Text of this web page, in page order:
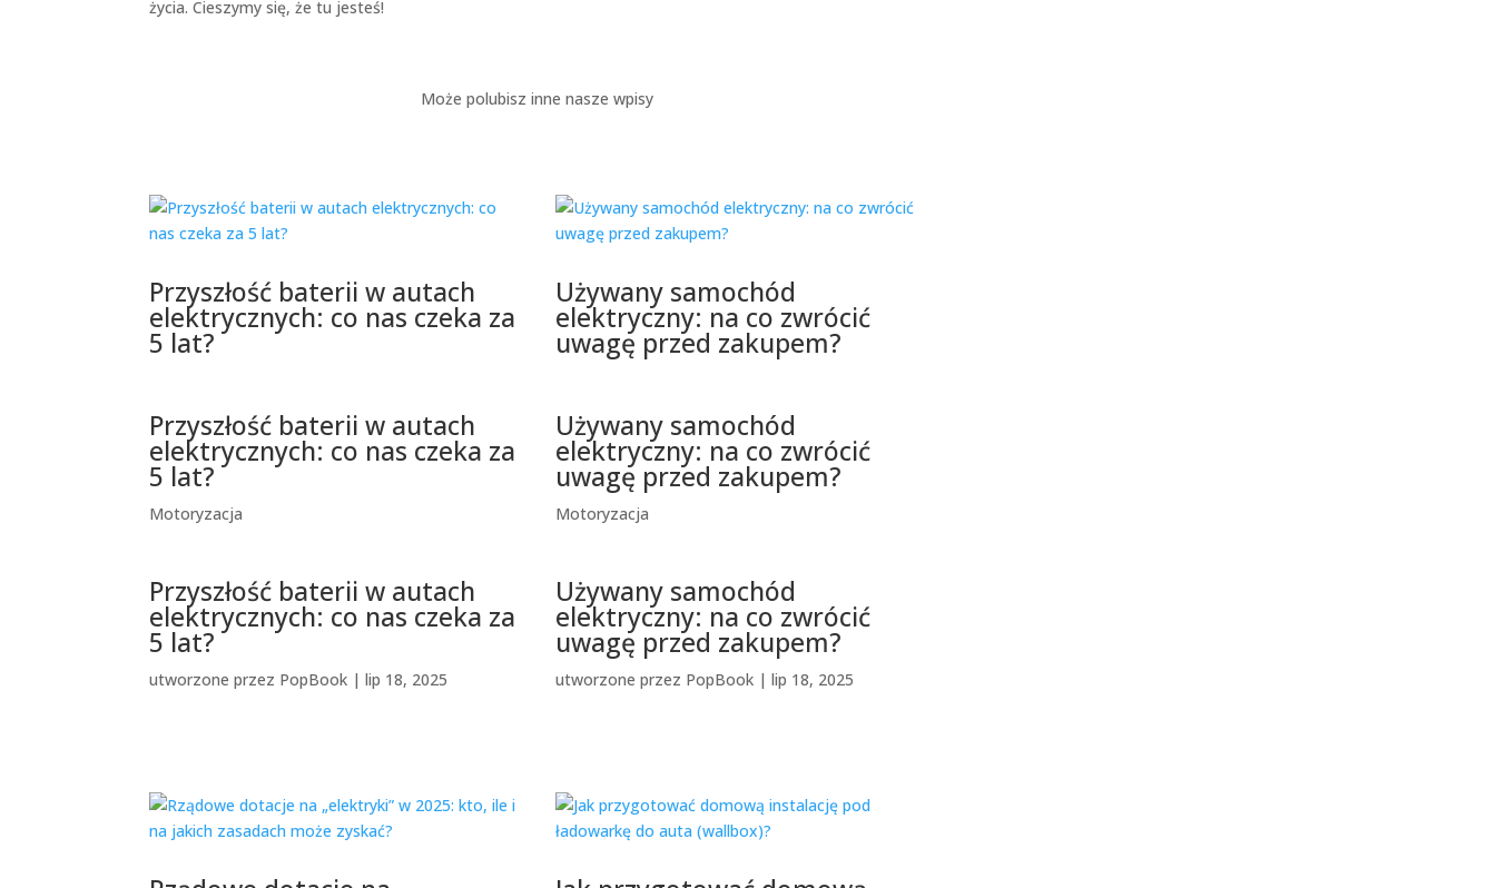
życia. Cieszymy się, że tu jesteś!
Może polubisz inne nasze wpisy
Przyszłość baterii w autach
elektrycznych: co nas czeka za
5 lat?
Przyszłość baterii w autach
elektrycznych: co nas czeka za
5 lat?
Motoryzacja
Przyszłość baterii w autach
elektrycznych: co nas czeka za
5 lat?
utworzone przez PopBook |lip 18, 2025
Używany samochód
elektryczny: na co zwrócić
uwagę przed zakupem?
Używany samochód
elektryczny: na co zwrócić
uwagę przed zakupem?
Motoryzacja
Używany samochód
elektryczny: na co zwrócić
uwagę przed zakupem?
utworzone przez PopBook| lip 18, 2025